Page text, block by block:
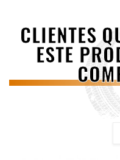
CLIENTES
ESTE